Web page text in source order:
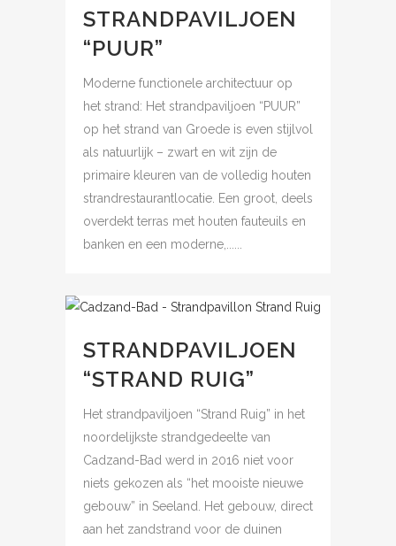
STRANDPAVILJOEN
“PUUR”
Moderne functionele architectuur op
het strand: Het strandpaviljoen “PUUR”
op het strand van Groede is even stijlvol
als natuurlijk – zwart en wit zijn de
primaire kleuren van de volledig houten
strandrestaurantlocatie. Een groot, deels
overdekt terras met houten fauteuils en
banken en een moderne,......
STRANDPAVILJOEN
“STRAND RUIG”
Het strandpaviljoen “Strand Ruig” in het
noordelijkste strandgedeelte van
Cadzand-Bad werd in 2016 niet voor
niets gekozen als “het mooiste nieuwe
gebouw” in Seeland. Het gebouw, direct
aan het zandstrand voor de duinen